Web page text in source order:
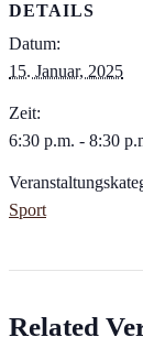
DETAILS
Datum:
15. Januar, 2025
Zeit:
6:30 p.m. - 8:30
Sport
Related